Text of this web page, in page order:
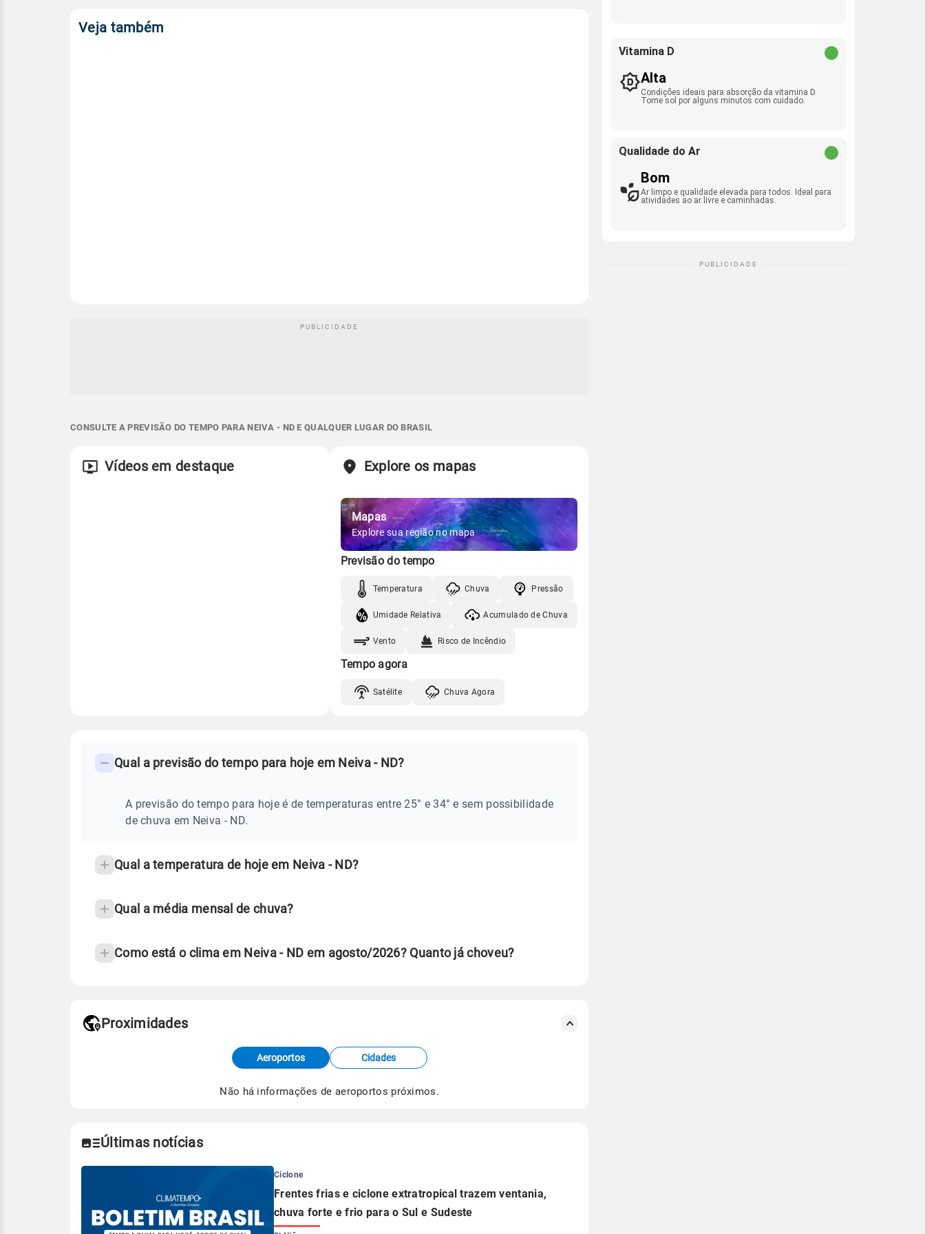
Veja também
CONSULTE A PREVISÃO DO TEMPO PARA NEIVA - ND E QUALQUER LUGAR DO BRASIL
Vídeos em destaque Explore os mapas
Mapas
Explore sua região no mapa
Previsão do tempo
Temperatura Chuva Pressão
Umidade Relativa Acumulado de Chuva
Vento Risco de Incêndio
Tempo agora
Satélite Chuva Agora
PREVISÃO
frequentes
temperatura
Qual a previsão do tempo para hoje em Neiva - ND?
A previsão do tempo para hoje é de temperaturas entre 25° e 34° e sem possibilidade
de chuva em Neiva - ND.
Qual a temperatura de hoje em Neiva - ND?
Qual a média mensal de chuva?
Como está o clima em Neiva - ND em agosto/2026? Quanto já choveu?
de Tempo e Estudos Climáticos (CPTEC).
Proximidades
Aeroportos Cidades
Não há informações de aeroportos próximos.
Últimas notícias
Ciclone
Frentes frias e ciclone extratropical trazem ventania,
chuva forte e frio para o Sul e Sudeste
Vitamina D
Alta
Condições ideais para absorção da vitamina D.
Tome sol por alguns minutos com cuidado.
Qualidade do Ar
Bom
Ar limpo e qualidade elevada para todos. Ideal para
atividades ao ar livre e caminhadas.